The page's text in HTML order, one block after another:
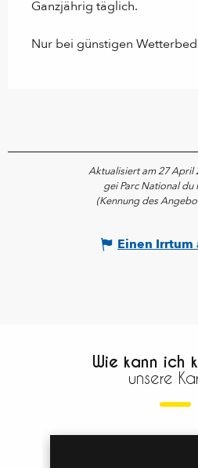
Ganzjährig täglich.
Nur bei günstigen
Aktualisiert am 27 April
gei Parc National du
(Kennung des
Einen Irrtum
Wie kann ich
unsere